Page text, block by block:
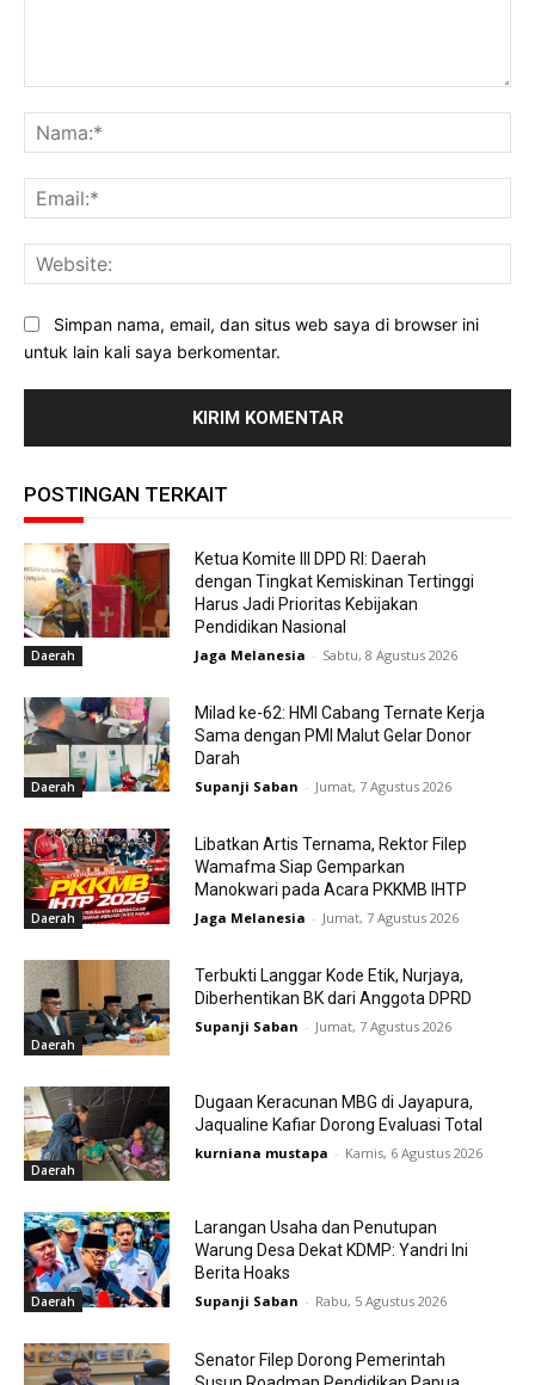
Simpan nama, email, dan situs web saya di browser ini
untuk lain kali saya berkomentar.
POSTINGAN TERKAIT
Daerah
Ketua Komite III DPD RI: Daerah
dengan Tingkat Kemiskinan Tertinggi
Harus Jadi Prioritas Kebijakan
Pendidikan Nasional
Jaga Melanesia - Sabtu, 8 Agustus 2026
Daerah
Milad ke-62: HMI Cabang Ternate Kerja
Sama dengan PMI Malut Gelar Donor
Darah
Supanji Saban - Jumat, 7 Agustus 2026
Daerah
Libatkan Artis Ternama, Rektor Filep
Wamafma Siap Gemparkan
Manokwari pada Acara PKKMB IHTP
Jaga Melanesia - Jumat, 7 Agustus 2026
Daerah
Terbukti Langgar Kode Etik, Nurjaya,
Diberhentikan BK dari Anggota DPRD
Supanji Saban - Jumat, 7 Agustus 2026
Daerah
Dugaan Keracunan MBG di Jayapura,
Jaqualine Kafiar Dorong Evaluasi Total
kurniana mustapa - Kamis, 6 Agustus 2026
Daerah
Larangan Usaha dan Penutupan
Warung Desa Dekat KDMP: Yandri Ini
Berita Hoaks
Supanji Saban - Rabu, 5 Agustus 2026
Senator Filep Dorong Pemerintah